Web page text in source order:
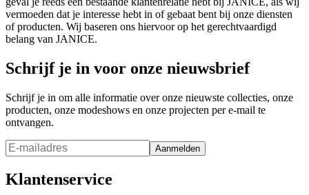
vermoeden dat je interesse hebt in of gebaat bent bij onze diensten
of producten. Wij baseren ons hiervoor op het gerechtvaardigd
belang van JANICE.
Schrijf je in voor onze nieuwsbrief
Schrijf je in om alle informatie over onze nieuwste collecties, onze
producten, onze modeshows en onze projecten per e-mail te
ontvangen.
Aanmelden
Klantenservice